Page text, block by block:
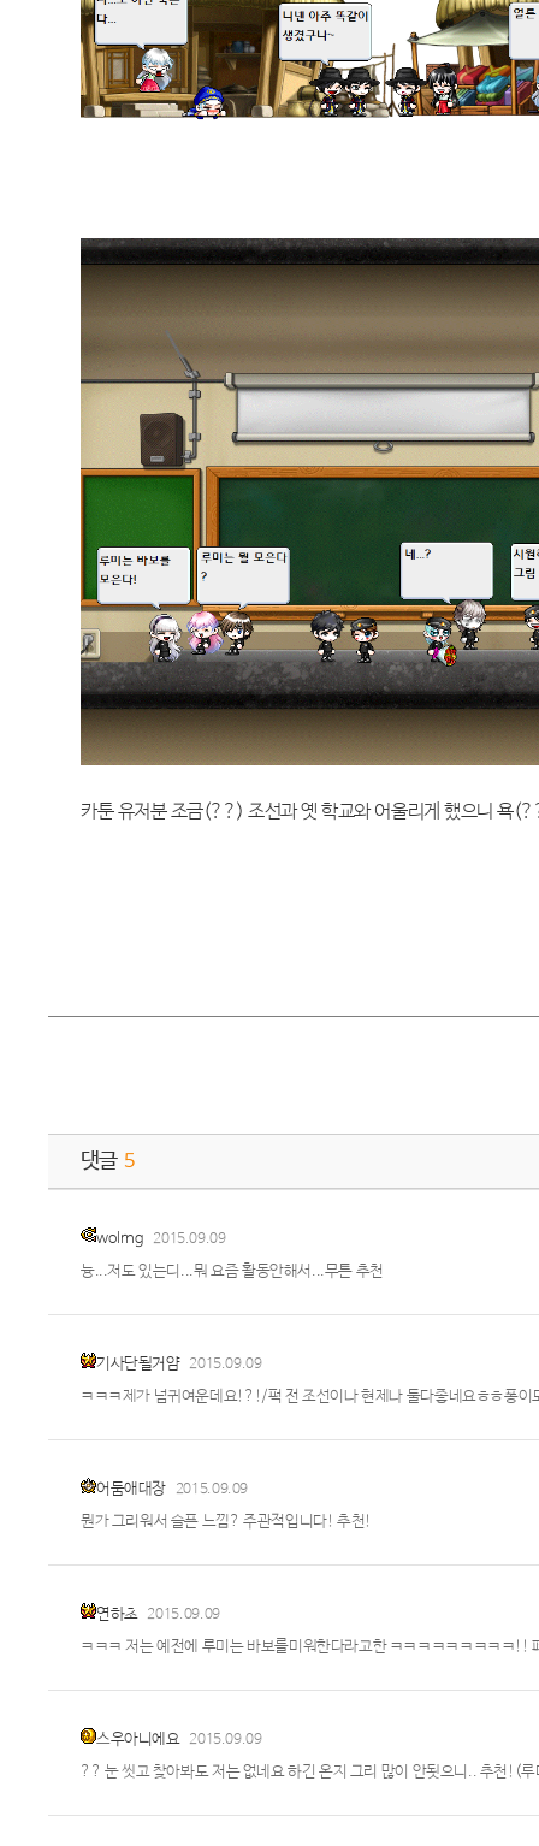
카툰 유저분 조금(??) 조선과 옛 학교와 어울리게 했으니 욕
댓글 5
wolrng 2015.09.09
늉...저도 있는디...뭐 요즘 활동안해서...무튼 추천
기사단될거얌 2015.09.09
ㅋㅋㅋ제가 넘귀여운데요!?!/퍽 전 조선이나 현제나 둘다좋네요ㅎㅎ퐁
어둠애대장 2015.09.09
뭔가 그리워서 슬픈 느낌? 주관적입니다! 추천!
연하초 2015.09.09
ㅋㅋㅋ 저는 예전에 루미는 바보를미워한다라고한 ㅋㅋㅋㅋㅋㅋㅋㅋㅋ
스우아니에요 2015.09.09
?? 눈 씻고 찾아봐도 저는 없네요 하긴 온지 그리 많이 안됫으니.. 추천!(